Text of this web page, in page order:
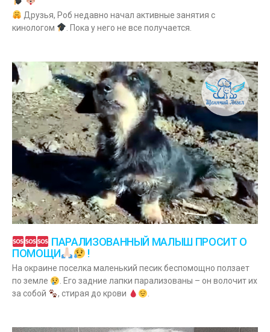
Друзья, Роб недавно начал активные занятия с
кинологом
. Пока у него не все получается.
ПАРАЛИЗОВАННЫЙ МАЛЫШ ПРОСИТ О
ПОМОЩИ
!
На окраине поселка маленький песик беспомощно ползает
по земле
. Его задние лапки парализованы – он волочит их
за собой
, стирая до крови .